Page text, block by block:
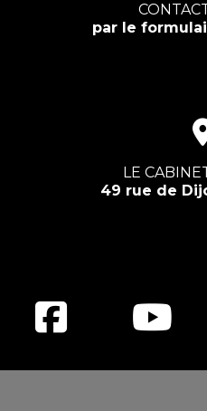
par le
LE
49 rue de